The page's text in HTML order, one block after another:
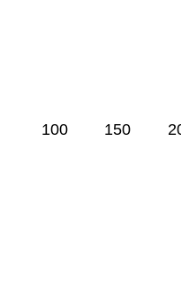
100 150